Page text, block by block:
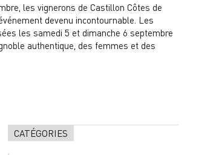
les vignerons de Castillon Côtes de
devenu incontournable. Les
les samedi 5 et dimanche 6 septembre
authentique, des femmes et des
CATÉGORIES